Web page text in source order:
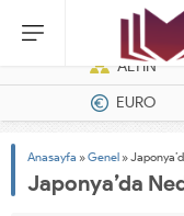
Dizel Jeneratörler
ALTIN
EURO
Anasayfa »Genel »
Japonya’da